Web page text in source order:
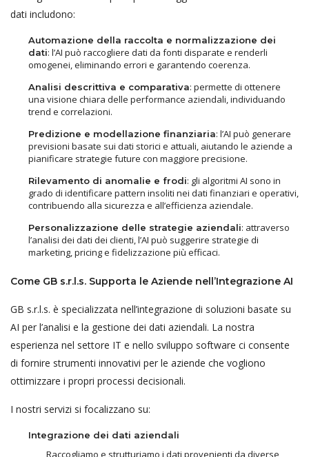
dati includono:
Automazione della raccolta e normalizzazione dei
dati: l’AI può raccogliere dati da fonti disparate e renderli
omogenei, eliminando errori e garantendo coerenza.
Analisi descrittiva e comparativa: permette di ottenere
una visione chiara delle performance aziendali, individuando
trend e correlazioni.
Predizione e modellazione finanziaria: l’AI può generare
previsioni basate sui dati storici e attuali, aiutando le aziende a
pianificare strategie future con maggiore precisione.
Rilevamento di anomalie e frodi: gli algoritmi AI sono in
grado di identificare pattern insoliti nei dati finanziari e operativi,
contribuendo alla sicurezza e all’efficienza aziendale.
Personalizzazione delle strategie aziendali: attraverso
l’analisi dei dati dei clienti, l’AI può suggerire strategie di
marketing, pricing e fidelizzazione più efficaci.
Come GB s.r.l.s. Supporta le Aziende nell’Integrazione AI
GB s.r.l.s. è specializzata nell’integrazione di soluzioni basate su
AI per l’analisi e la gestione dei dati aziendali. La nostra
esperienza nel settore IT e nello sviluppo software ci consente
di fornire strumenti innovativi per le aziende che vogliono
ottimizzare i propri processi decisionali.
I nostri servizi si focalizzano su:
Integrazione dei dati aziendali
Raccogliamo e strutturiamo i dati provenienti da diverse